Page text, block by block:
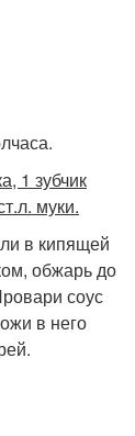
1 зубчик
муки.
в кипящей
обжарь до
соус
в него